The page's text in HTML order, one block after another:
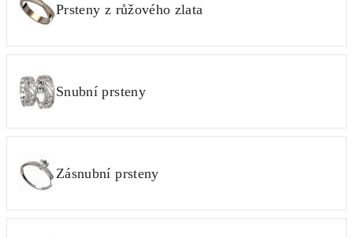
Prsteny z růžového zlata
Snubní prsteny
Zásnubní prsteny